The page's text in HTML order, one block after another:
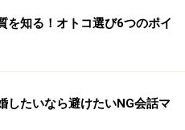
を知る！オトコ選び6つのポイ
したいなら避けたいNG会話マ